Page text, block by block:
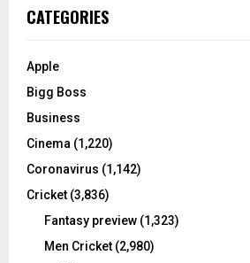
h
o
:
CATEGORIES
Apple
Bigg Boss
Business
Cinema (1,220)
Coronavirus (1,142)
Cricket (3,836)
Fantasy preview (1,323)
Men Cricket (2,980)